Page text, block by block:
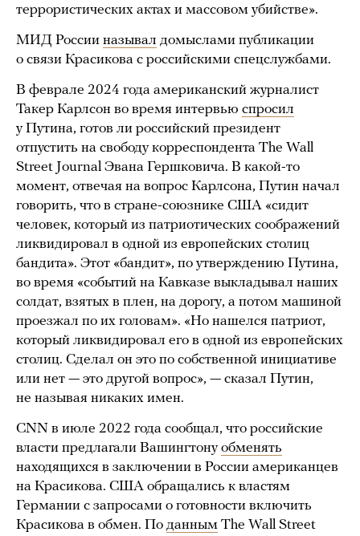
террористических актах и массовом убийстве».
МИД России называл домыслами публикации
о связи Красикова с российскими спецслужбами.
В феврале 2024 года американский журналист
Такер Карлсон во время интервью спросил
у Путина, готов ли российский президент
отпустить на свободу корреспондента The Wall
Street Journal Эвана Гершковича. В какой-то
момент, отвечая на вопрос Карлсона, Путин начал
говорить, что в стране-союзнике США «сидит
человек, который из патриотических соображений
ликвидировал в одной из европейских столиц
бандита». Этот «бандит», по утверждению Путина,
во время «событий на Кавказе выкладывал наших
солдат, взятых в плен, на дорогу, а потом машиной
проезжал по их головам». «Но нашелся патриот,
который ликвидировал его в одной из европейских
столиц. Сделал он это по собственной инициативе
или нет — это другой вопрос», — сказал Путин,
не называя никаких имен.
CNN в июле 2022 года сообщал, что российские
власти предлагали Вашингтонуобменять
находящихся в заключении в России американцев
на Красикова. США обращались к властям
Германии с запросами о готовности включить
Красикова в обмен. По данным The Wall Street